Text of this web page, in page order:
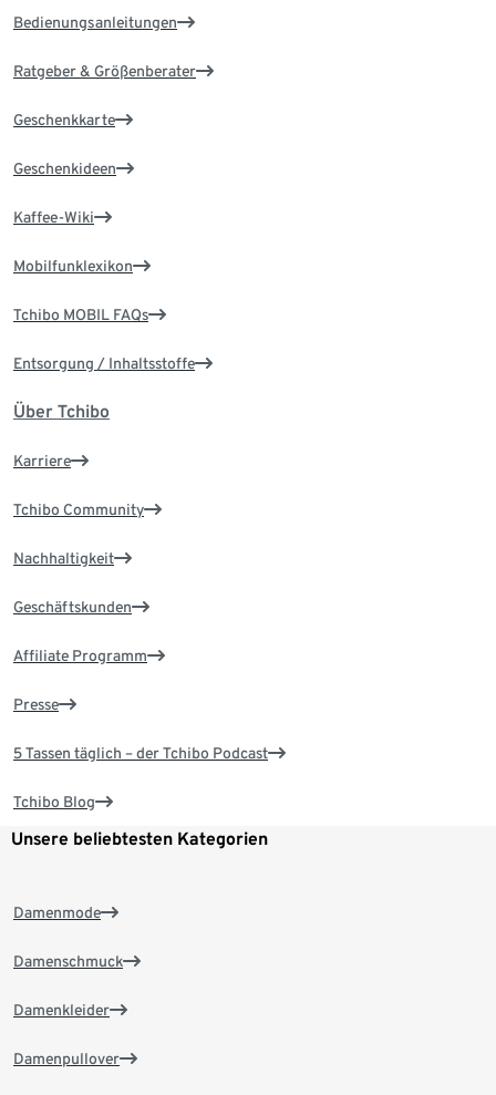
Bedienungsanleitungen
Ratgeber & Größenberater
Geschenkkarte
Geschenkideen
Kaffee-Wiki
Mobilfunklexikon
Tchibo MOBIL FAQs
Entsorgung / Inhaltsstoffe
Über Tchibo
Karriere
Tchibo Community
Nachhaltigkeit
Geschäftskunden
Affiliate Programm
Presse
5 Tassen täglich – der Tchibo Podcast
Tchibo Blog
Unsere beliebtesten Kategorien
Damenmode
Damenschmuck
Damenkleider
Damenpullover